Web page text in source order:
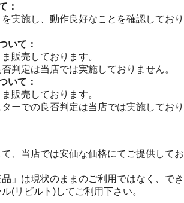
：
実施し、動作良好なことを確認しており
いて：
販売しております。
判定は当店では実施しておりません。
いて：
販売しております。
ーでの良否判定は当店では実施しており
て、当店では安価な価格にてご提供してお
品」は現状のままのご利用ではなく、でき
(リビルト)してご利用下さい。